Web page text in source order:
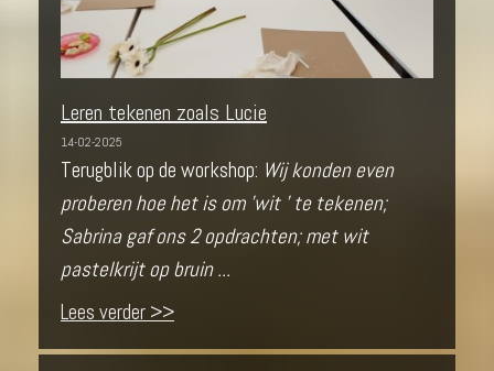
Leren tekenen zoals Lucie
14-02-2025
Terugblik op de workshop: Wij konden even
proberen hoe het is om 'wit ' te tekenen;
Sabrina gaf ons 2 opdrachten; met wit
pastelkrijt op bruin ...
Lees verder >>